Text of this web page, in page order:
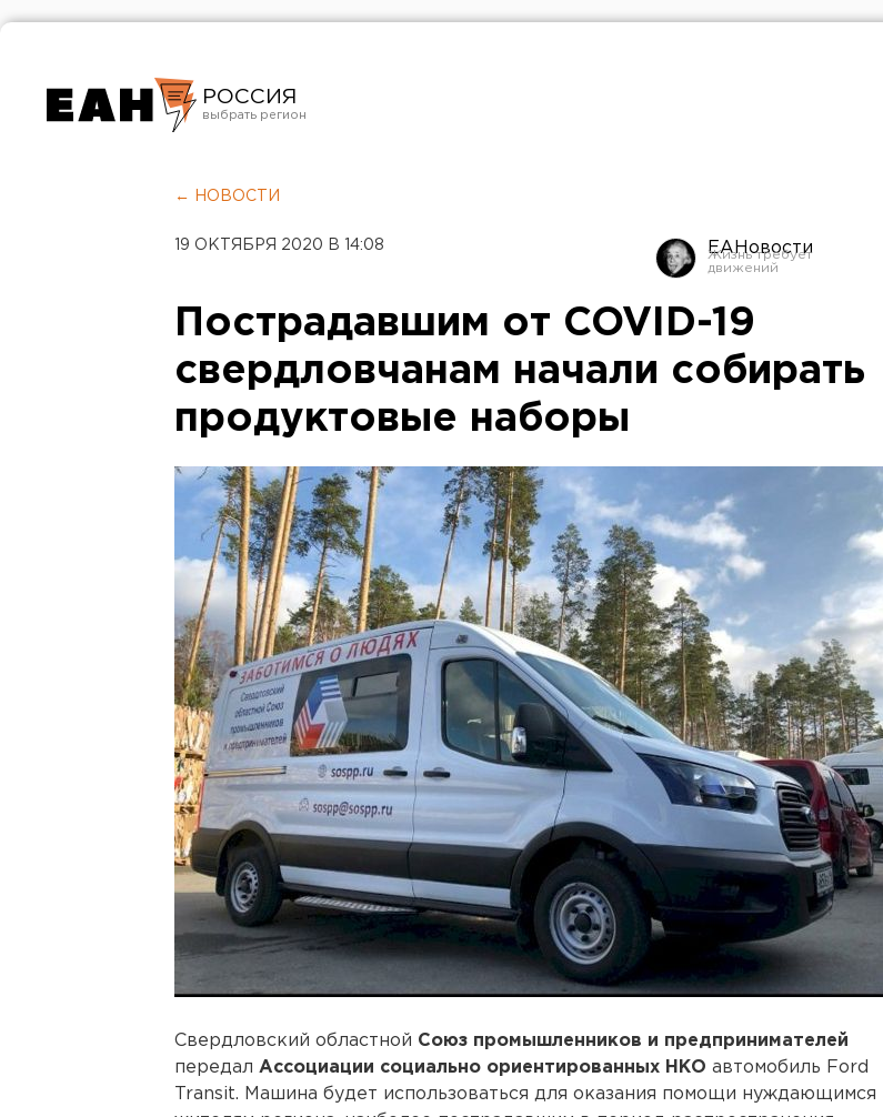
РОССИЯ
Челябинск
← НОВОСТИ
19 ОКТЯБРЯ 2020 В 14:08 ЕАНовости
Пострадавшим от COVID-19
свердловчанам начали собирать
продуктовые наборы
Свердловский областной Союз промышленников и предпринимателей
передал Ассоциации социально ориентированных НКО автомобиль Ford
Transit. Машина будет использоваться для оказания помощи нуждающимся